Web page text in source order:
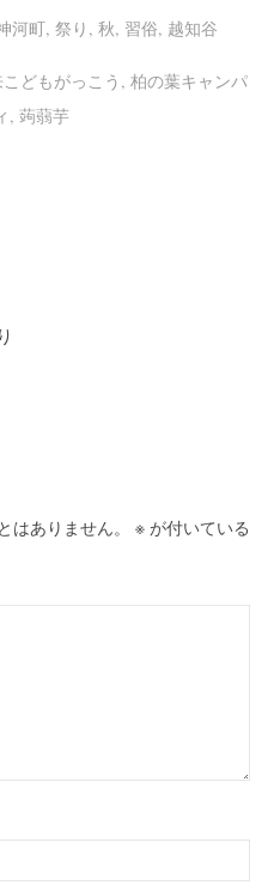
河町, 祭り , 秋, 習俗, 越知谷
どもがっこう , 柏の葉キャンパ
, 蒟蒻芋
はありません。 ※ が付いている